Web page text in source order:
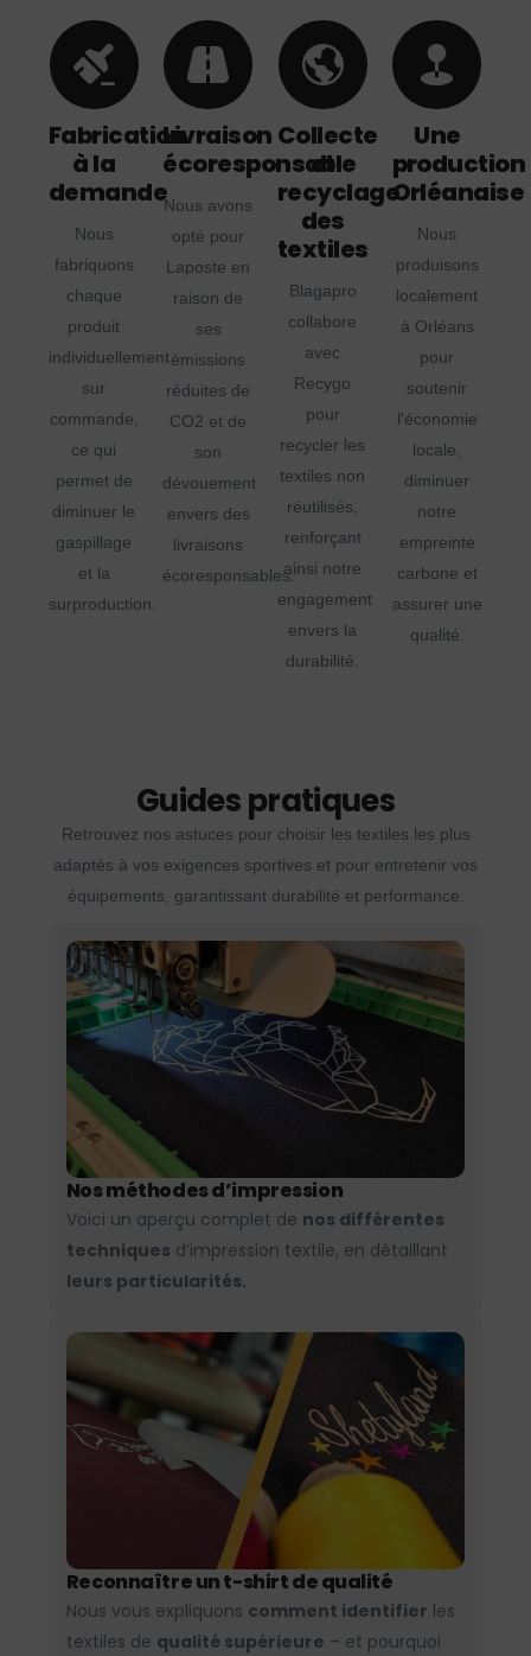
Fabrication
à la
demande
Nous
fabriquons
chaque
produit
individuellement
sur
commande,
ce qui
permet de
diminuer le
gaspillage
et la
surproduction.
Livraison
écoresponsable
Nous avons
opté pour
Laposte en
raison de
ses
émissions
réduites de
CO2 et de
son
dévouement
envers des
livraisons
écoresponsables.
Collecte
et
recyclage
des
textiles
Blagapro
collabore
avec
Recygo
pour
recycler les
textiles non
réutilisés,
renforçant
ainsi notre
engagement
envers la
durabilité.
Une
production
Orléanaise
Nous
produisons
localement
à Orléans
pour
soutenir
l'économie
locale,
diminuer
notre
empreinte
carbone et
assurer une
qualité.
Guides pratiques
Retrouvez nos astuces pour choisir les textiles les plus
adaptés à vos exigences sportives et pour entretenir vos
équipements, garantissant durabilité et performance.
Nos méthodes d’impression
Voici un aperçu complet de nos différentes
techniques d’impression textile, en détaillant
leurs particularités.
Reconnaître un t-shirt de qualité
Nous vous expliquons comment identifier les
textiles de qualité supérieure – et pourquoi